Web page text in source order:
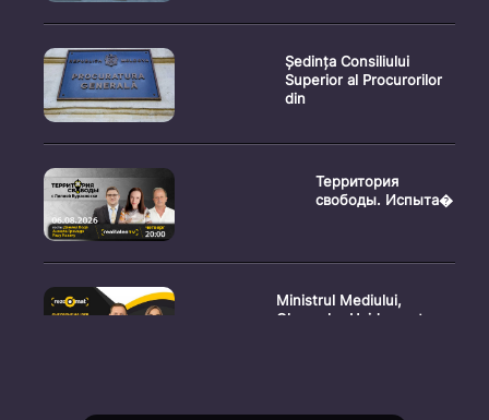
Ședința Consiliului
Superior al Procurorilor
din
Территория
свободы. Испыта�
Ministrul Mediului,
Gheorghe Hajder, este